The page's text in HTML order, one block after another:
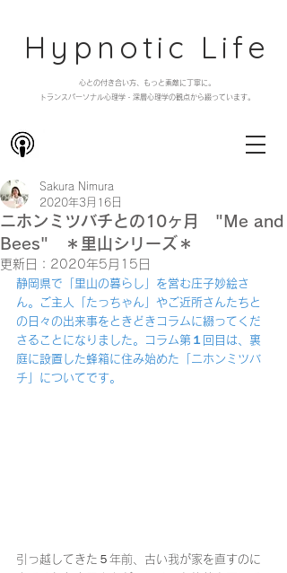
Hypnotic Life
心との付き合い方、もっと素敵に丁寧に。
​トランスパーソナル心理学・深層心理学の観点から綴っています。
ニホンミツバチとの10ヶ月 "Me and
Bees" ＊里山シリーズ＊
Sakura Nimura
2020年3月16日
更新日： 2020年5月15日
静岡県で「里山の暮らし」を営む庄子妙絵さ
ん。ご主人「たっちゃん」やご近所さんたちと
の日々の出来事をときどきコラムに綴ってくだ
さることになりました。コラム第１回目は、裏
庭に設置した蜂箱に住み始めた「ニホンミツバ
チ」についてです。
引っ越してきた５年前、古い我が家を直すのに